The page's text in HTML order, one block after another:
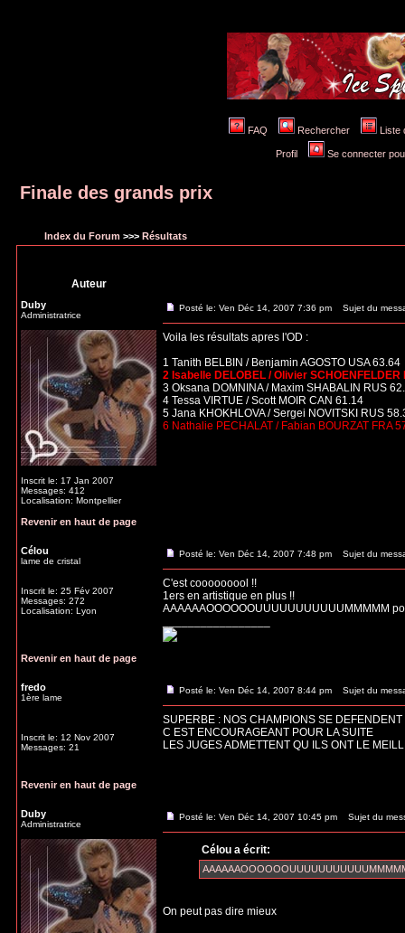
FAQ Rechercher Liste
Profil Se connecter
Finale des grands prix
Index du Forum >>> Résultats
Auteur
Duby
Administratrice
Inscrit le: 17 Jan 2007
Messages: 412
Localisation: Montpellier
Posté le: Ven Déc 14, 2007 7:36 pm Sujet du
Voila les résultats apres l'OD :
1 Tanith BELBIN / Benjamin AGOSTO USA 63.64
2 Isabelle DELOBEL / Olivier SCHOENFELDER
3 Oksana DOMNINA / Maxim SHABALIN RUS
4 Tessa VIRTUE / Scott MOIR CAN 61.14
5 Jana KHOKHLOVA / Sergei NOVITSKI RUS
6 Nathalie PECHALAT / Fabian BOURZAT FRA
Revenir en haut de page
Célou
lame de cristal
Inscrit le: 25 Fév 2007
Messages: 272
Localisation: Lyon
Posté le: Ven Déc 14, 2007 7:48 pm Sujet du
C'est cooooooool !!
1ers en artistique en plus !!
AAAAAAOOOOOOUUUUUUUUUUUMMMMM
Revenir en haut de page
fredo
1ère lame
Inscrit le: 12 Nov 2007
Messages: 21
Posté le: Ven Déc 14, 2007 8:44 pm Sujet du
SUPERBE : NOS CHAMPIONS SE
C EST ENCOURAGEANT POUR LA SUITE
LES JUGES ADMETTENT QU ILS ONT LE
Revenir en haut de page
Duby
Administratrice
Posté le: Ven Déc 14, 2007 10:45 pm Sujet du
Célou a écrit:
On peut pas dire mieux